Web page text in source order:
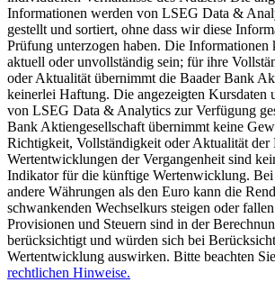
Informationen werden von LSEG Data &
gestellt und sortiert, ohne dass wir diese
Prüfung unterzogen haben. Die Informationen
aktuell oder unvollständig sein; für ihre
oder Aktualität übernimmt die Baader Bank
keinerlei Haftung. Die angezeigten Kursdaten
von LSEG Data & Analytics zur Verfügung
Bank Aktiengesellschaft übernimmt keine
Richtigkeit, Vollständigkeit oder Aktualität der
Wertentwicklungen der Vergangenheit sind
Indikator für die künftige Wertenwicklung.
andere Währungen als den Euro kann die
schwankenden Wechselkurs steigen oder
Provisionen und Steuern sind in der
berücksichtigt und würden sich bei
Wertentwicklung auswirken. Bitte beachten
rechtlichen Hinweise.